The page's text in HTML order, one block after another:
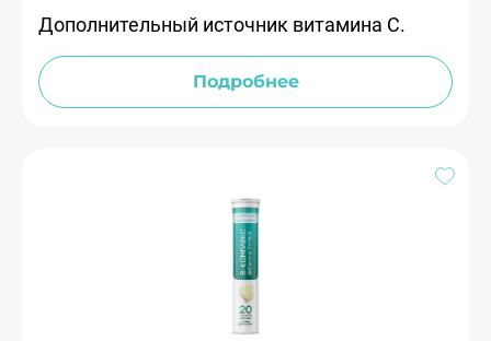
Дополнительный источник витамина С.
Подробнее